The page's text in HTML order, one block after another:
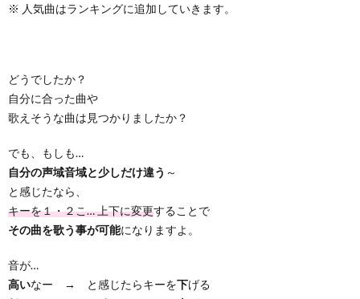
※ 人気曲はランキングに追加していきます。
どうでしたか？
自分に合った曲や
歌えそうな曲は見つかりましたか？
でも、もしも…
自分の声域音域と少しだけ違う ～
と感じたなら、
キーを１・２こ… 上下に変更することで
その曲を歌う事が可能になりますよ。
音が…
高いなー → と感じたらキーを下げる